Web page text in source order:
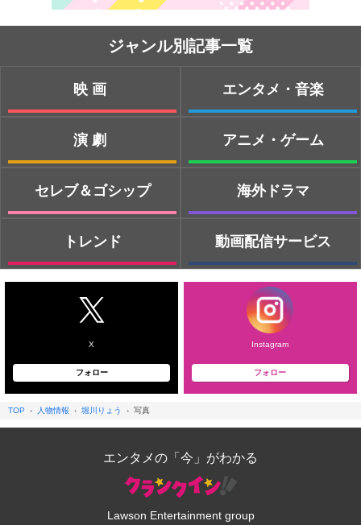
ジャンル別記事一覧
映画
演劇
セレブ＆ゴシップ
トレンド
エンタメ・音楽
アニメ・ゲーム
海外ドラマ
動画配信サービス
X
フォロー
Instagram
フォロー
TOP 人物情報 堀川りょう 写真
エンタメの「今」がわかる
Lawson Entertainment group